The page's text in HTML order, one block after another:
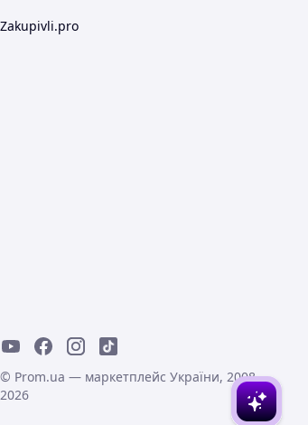
Zakupivli.pro
© Prom.ua — маркетплейс України, 2008-
2026